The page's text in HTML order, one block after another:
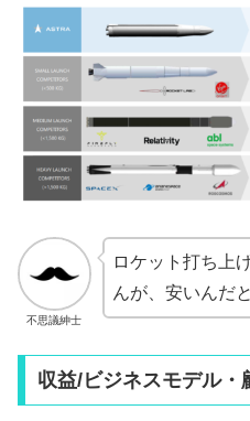
不思議紳士
ロケット打ち上
んが、安いんだ
収益/ビジネスモデル・